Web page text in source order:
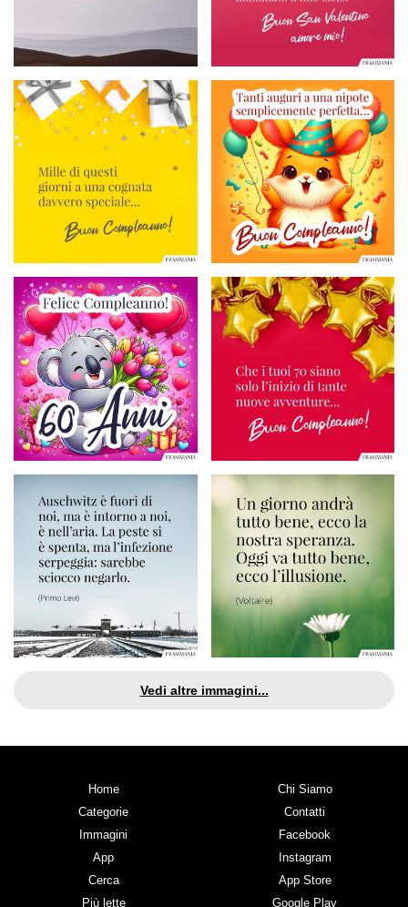
Vedi altre immagini...
Home
Categorie
Immagini
App
Cerca
Più lette
Chi Siamo
Contatti
Facebook
Instagram
App Store
Google Play